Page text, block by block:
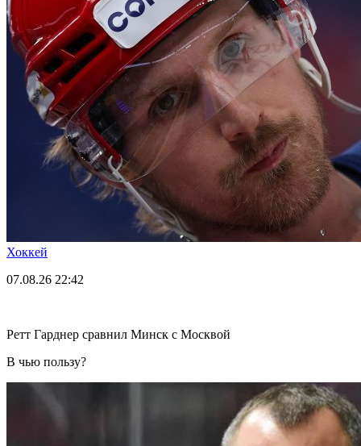
Хоккей
07.08.26 22:42
Ретт Гарднер сравнил Минск с Москвой
В чью пользу?